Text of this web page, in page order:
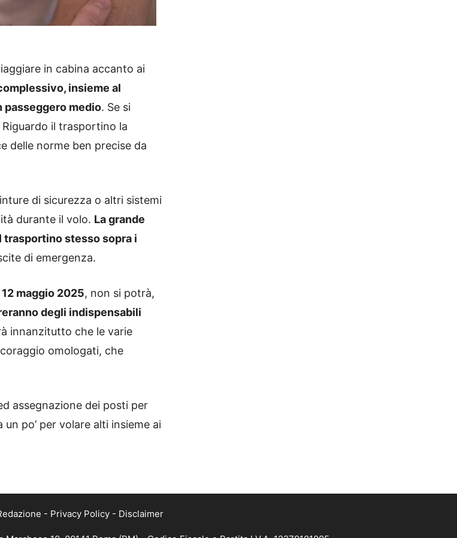
in cabina accanto ai
insieme al
passeggero medio. Se si
Riguardo il trasportino la
delle norme ben precise da
di sicurezza o altri sistemi
durante il volo. La grande
trasportino stesso sopra i
di emergenza.
12 maggio 2025, non si potrà,
degli indispensabili
innanzitutto che le varie
omologati, che
assegnazione dei posti per
po’ per volare alti insieme ai
- Privacy Policy - Disclaimer